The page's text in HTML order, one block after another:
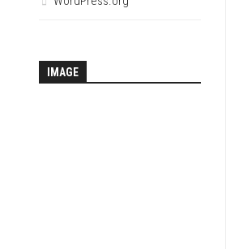
IMAGE